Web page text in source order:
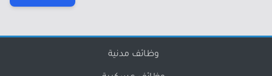
وظائف مدنية